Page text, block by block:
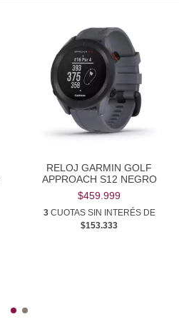
RELOJ GARMIN GOLF
APPROACH S12 NEGRO
$459.999
3CUOTAS SIN INTERÉS DE
$153.333